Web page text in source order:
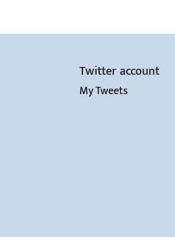
Twitter account
My Tweets